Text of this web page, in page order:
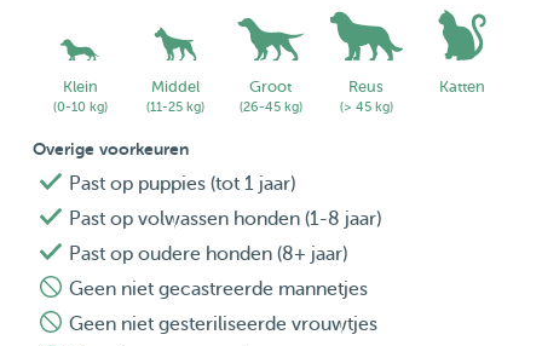
Klein
(0-10 kg)
Middel
(11-25 kg)
Groot
(26-45 kg)
Reus
(> 45 kg)
Katten
Overige voorkeuren
Past op puppies (tot 1 jaar)
Past op volwassen honden (1-8 jaar)
Past op oudere honden (8+ jaar)
Geen niet gecastreerde mannetjes
Geen niet gesteriliseerde vrouwtjes